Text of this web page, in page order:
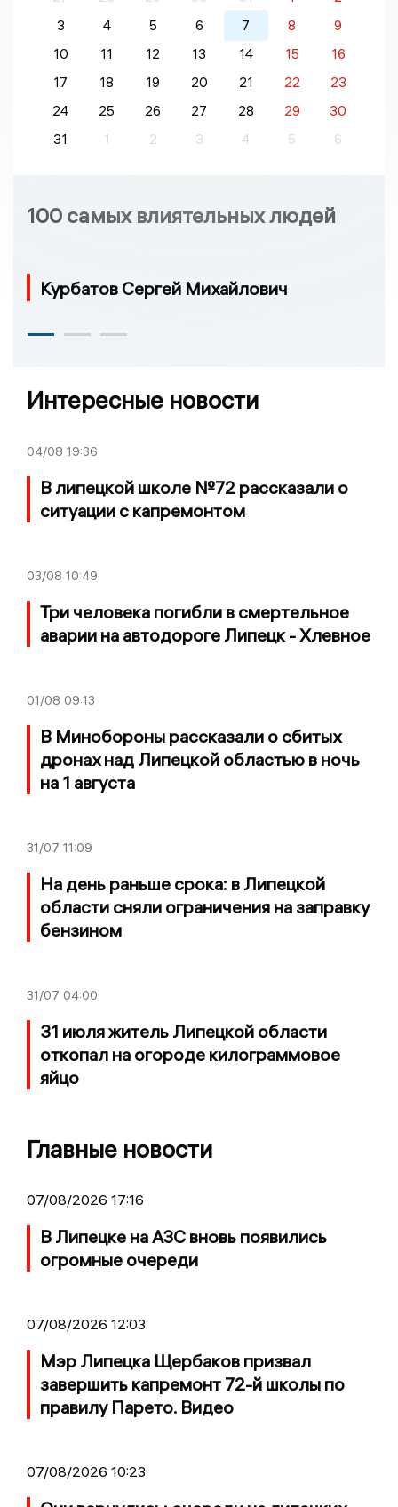
3
4 5 6 7 8
9
10
11 12 13 14 15
16
17
18 19 20 21 22
23
24
25 26 27 28 29
30
31
1 2 3 4 5 6
100 самых влиятельных людей
Курбатов Сергей Михайлович
Интересные новости
04/08 19:36
В липецкой школе №72 рассказали о
ситуации с капремонтом
03/08 10:49
Три человека погибли в смертельное
аварии на автодороге Липецк - Хлевное
01/08 09:13
В Минобороны рассказали о сбитых
дронах над Липецкой областью в ночь
на 1 августа
31/07 11:09
На день раньше срока: в Липецкой
области сняли ограничения на заправку
бензином
31/07 04:00
31 июля житель Липецкой области
откопал на огороде килограммовое
яйцо
Главные новости
07/08/2026 17:16
В Липецке на АЗС вновь появились
огромные очереди
07/08/2026 12:03
Мэр Липецка Щербаков призвал
завершить капремонт 72-й школы по
правилу Парето. Видео
07/08/2026 10:23